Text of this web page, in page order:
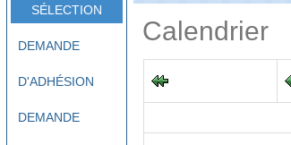
SÉLECTION
DEMANDE
D'ADHÉSION
DEMANDE
Calendrier